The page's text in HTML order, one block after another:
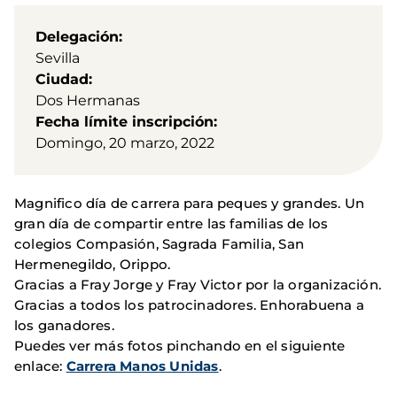
Delegación
Sevilla
Ciudad
Dos Hermanas
Fecha límite inscripción
Domingo, 20 marzo, 2022
Magnifico día de carrera para peques y grandes. Un
gran día de compartir entre las familias de los
colegios Compasión, Sagrada Familia, San
Hermenegildo, Orippo.
Gracias a Fray Jorge y Fray Victor por la organización.
Gracias a todos los patrocinadores. Enhorabuena a
los ganadores.
Puedes ver más fotos pinchando en el siguiente
enlace: Carrera Manos Unidas.